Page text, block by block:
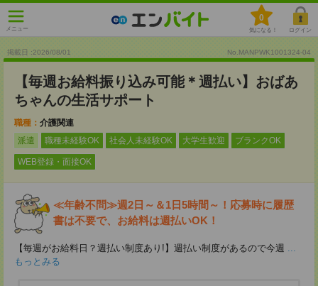
メニュー
0
気になる！ ログイン
掲載日 :2026/08/01 No.MANPWK1001324-04
【毎週お給料振り込み可能＊週払い】おばあ
ちゃんの生活サポート
職種： 介護関連
派遣
職種未経験OK 社会人未経験OK 大学生歓迎 ブランクOK
WEB登録・面接OK
≪年齢不問≫週2日～＆1日5時間～！応募時に履歴
書は不要で、お給料は週払いOK！
【毎週がお給料日？週払い制度あり!】週払い制度があるので今週 ...
もっとみる